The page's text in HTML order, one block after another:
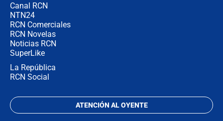
Canal RCN
NTN24
RCN Comerciales
RCN Novelas
Noticias RCN
SuperLike
La República
RCN Social
ATENCIÓN AL OYENTE